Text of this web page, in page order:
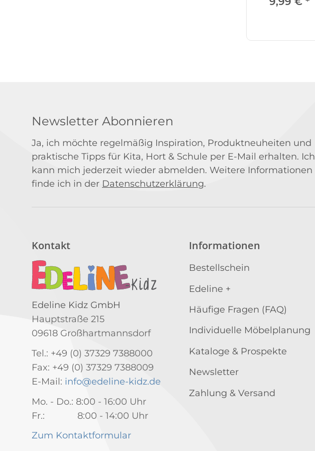
Newsletter Abonnieren
Ja, ich möchte regelmäßig Inspiration, Produktneuheiten und
praktische Tipps für Kita, Hort & Schule per E-Mail erhalten. Ich
kann mich jederzeit wieder abmelden. Weitere Informationen
finde ich in der Datenschutzerklärung.
Kontakt
Edeline Kidz GmbH
Hauptstraße 215
09618 Großhartmannsdorf
Tel.: +49 (0) 37329 7388000
Fax: +49 (0) 37329 7388009
E-Mail: info@edeline-kidz.de
Mo. - Do.: 8:00 - 16:00 Uhr
Fr.: 8:00 - 14:00 Uhr
Zum Kontaktformular
Informationen
Bestellschein
Edeline +
Häufige Fragen (FAQ)
Individuelle Möbelplanung
Kataloge & Prospekte
Newsletter
Zahlung & Versand